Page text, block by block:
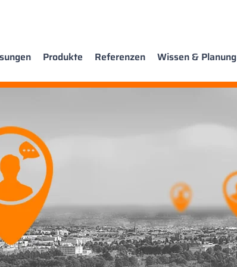
Produkte Referenzen Wissen & Planung